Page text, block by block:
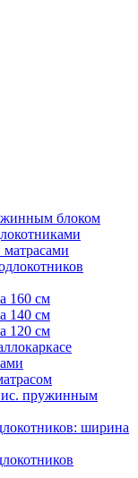
блоком
160 см
140 см
120 см
пружинным
ширина